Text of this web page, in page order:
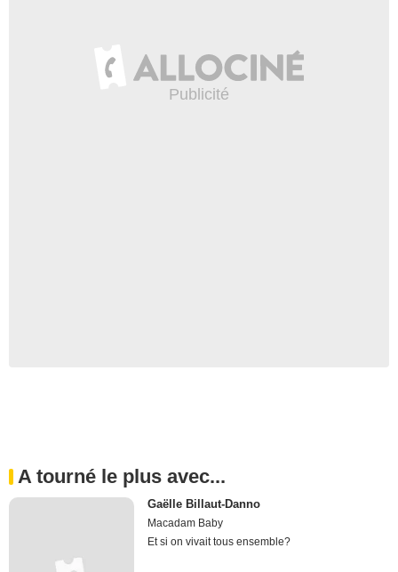
A tourné le plus avec...
Gaëlle Billaut-Danno
Macadam Baby
Et si on vivait tous ensemble?